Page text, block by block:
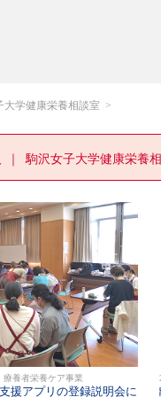
大学健康栄養相談室
駒沢女子大学健康栄養
養者栄養ケア事業
援アプリの登録説明会に